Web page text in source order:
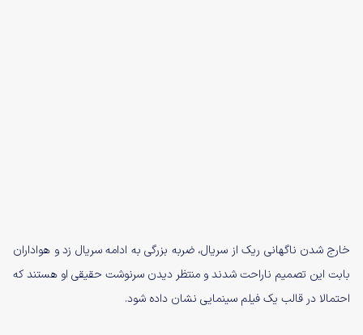
خارج شدن ناگهانی ریک از سریال، ضربه بزرگی به ادامه سریال زد و هواداران
بابت این تصمیم ناراحت شدند و منتظر دیدن سرنوشت حقیقی او هستند که
احتمالا در قالب یک فیلم سینمایی نشان داده شود.